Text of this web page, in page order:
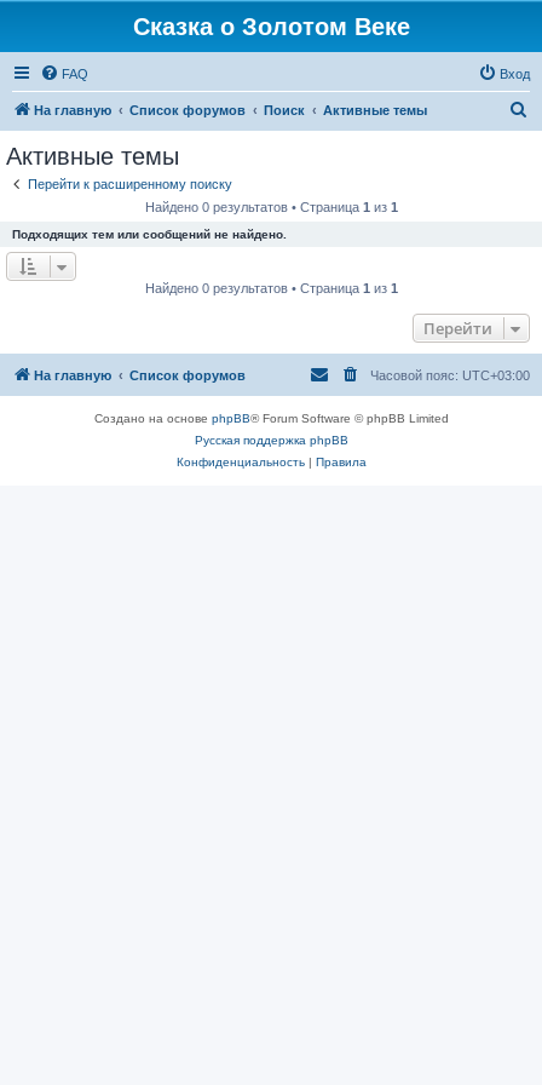
Сказка о Золотом Веке
FAQ Вход
На главную Список форумов Поиск Активные темы
Активные темы
Перейти к расширенному поиску
Найдено 0 результатов • Страница 1 из 1
Подходящих тем или сообщений не найдено.
Найдено 0 результатов • Страница 1 из 1
Перейти
На главную Список форумов Часовой пояс: UTC+03:00
Создано на основе phpBB® Forum Software © phpBB Limited
Русская поддержка phpBB
Конфиденциальность| Правила